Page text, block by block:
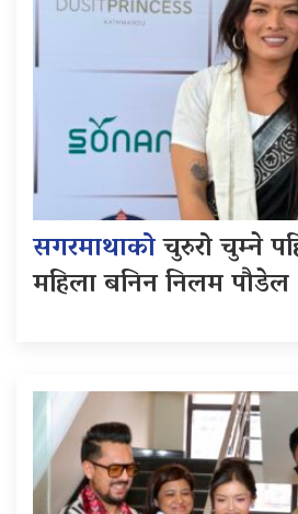
सगरमाथाकोचुरुरो चुम्ने
महिला बनिन निलम पौडेल